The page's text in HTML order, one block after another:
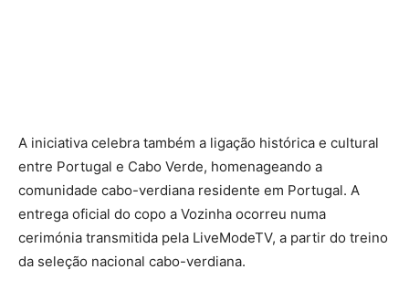
A iniciativa celebra também a ligação histórica e cultural
entre Portugal e Cabo Verde, homenageando a
comunidade cabo-verdiana residente em Portugal. A
entrega oficial do copo a Vozinha ocorreu numa
cerimónia transmitida pela LiveModeTV, a partir do treino
da seleção nacional cabo-verdiana.